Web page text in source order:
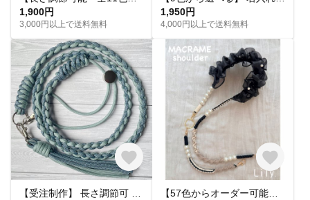
1,900円
3,000円以上で送料無料
1,950円
4,000円以上で送料無料